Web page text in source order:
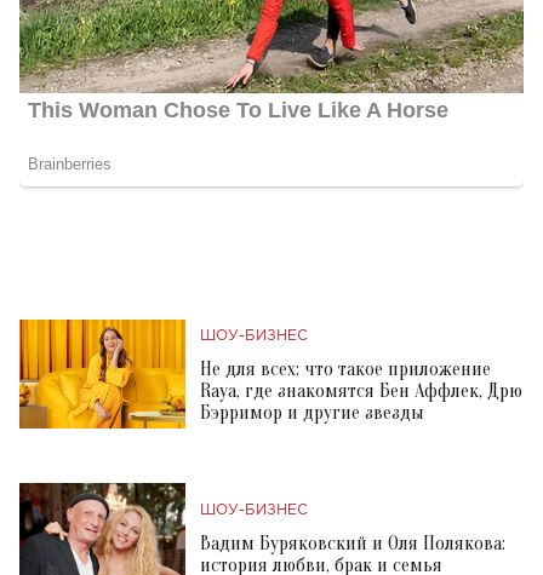
ШОУ-БИЗНЕС
Не для всех: что такое приложение
Raya, где знакомятся Бен Аффлек, Дрю
Бэрримор и другие звезды
ШОУ-БИЗНЕС
Вадим Буряковский и Оля Полякова:
история любви, брак и семья